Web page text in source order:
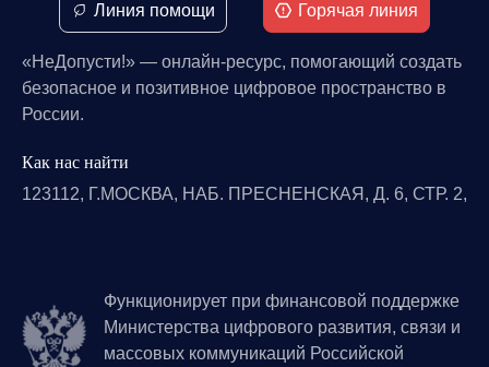
Линия помощи Горячая линия
«НеДопусти!» — онлайн-ресурс, помогающий создать
безопасное и позитивное цифровое пространство в
России.
Как нас найти
123112, Г.МОСКВА, НАБ. ПРЕСНЕНСКАЯ, Д. 6, СТР. 2,
Функционирует при финансовой поддержке
Министерства цифрового развития, связи и
массовых коммуникаций Российской